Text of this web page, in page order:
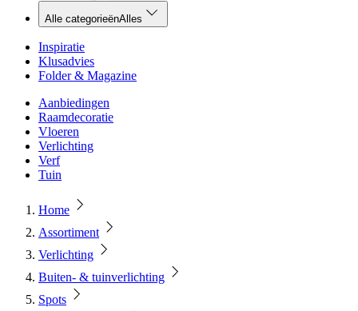
Alle categorieënAlles
Inspiratie
Klusadvies
Folder & Magazine
Aanbiedingen
Raamdecoratie
Vloeren
Verlichting
Verf
Tuin
Home
Assortiment
Verlichting
Buiten- & tuinverlichting
Spots